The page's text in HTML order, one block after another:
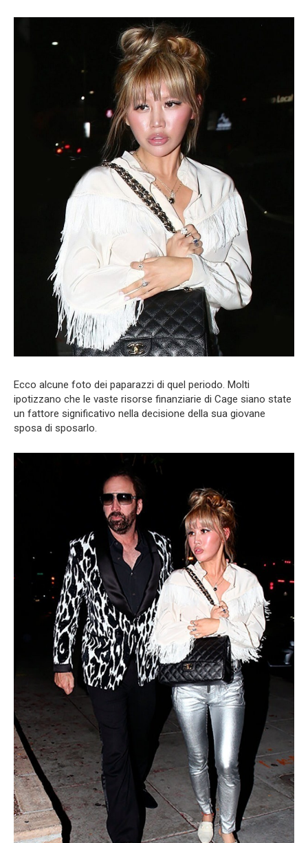
Ecco alcune foto dei paparazzi di quel periodo. Molti
ipotizzano che le vaste risorse finanziarie di Cage siano state
un fattore significativo nella decisione della sua giovane
sposa di sposarlo.